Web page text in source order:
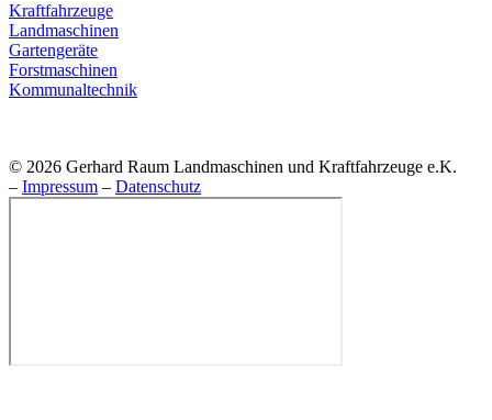
Kraftfahrzeuge
Landmaschinen
Gartengeräte
Forstmaschinen
Kommunaltechnik
© 2026 Gerhard Raum Landmaschinen und Kraftfahrzeuge e.K.
– Impressum – Datenschutz